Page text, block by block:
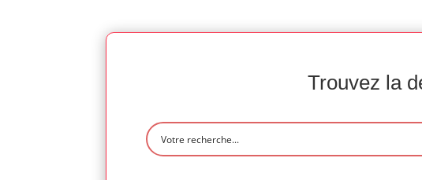
Trouvez la